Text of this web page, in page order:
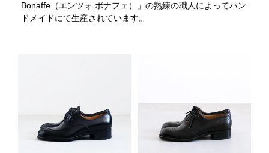
Bonaffe（エンツォ ボナフェ）」の熟練の職人によってハン
ドメイドにて生産されています。